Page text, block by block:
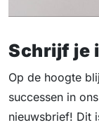
Schrijf je
Op de hoogte
successen in
nieuwsbrief! Dit